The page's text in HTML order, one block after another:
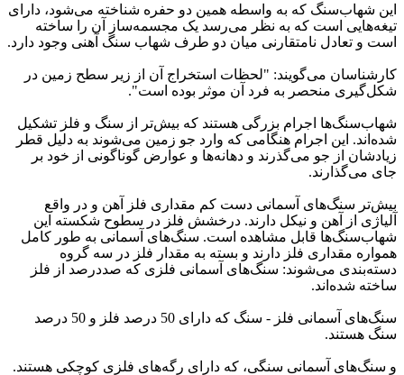
این شهاب‌سنگ که به واسطه همین دو حفره شناخته می‌شود، دارای
تیغه‌هایی است که به نظر می‌رسد یک مجسمه‌ساز آن‌ را ساخته
است و تعادل نامتقارنی میان دو طرف شهاب سنگ آهنی وجود دارد.
کارشناسان می‌گویند: "لحظات استخراج آن از زیر سطح زمین در
شکل‌گیری منحصر به فرد آن موثر بوده است."
شهاب‌‌سنگ‌ها اجرام بزرگی‌ هستند که بیش‌تر از سنگ و فلز تشکیل
شده‌اند. این اجرام هنگامی که وارد جو زمین می‌شوند به دلیل قطر
زیادشان از جو می‌گذرند و دهانه‌‌ها و عوارض گوناگونی از خود بر
جای می‌گذارند.
بیش‌تر سنگ‌های آسمانی دست کم مقداری فلز آهن و در واقع
آلیاژی از آهن و نیکل دارند. درخشش فلز در سطوح شکسته این
شهاب‌سنگ‌ها قابل مشاهده است. سنگ‌های آسمانی به طور کامل
همواره مقداری فلز دارند و بسته به مقدار فلز در سه گروه
دسته‌بندی می‌شوند: سنگ‌های آسمانی فلزی که صددرصد از فلز
ساخته شده‌اند.
سنگ‌های آسمانی فلز - سنگ که دارای 50 درصد فلز و 50 درصد
سنگ هستند.
و سنگ‌های آسمانی سنگی، که دارای رگه‌های فلزی کوچکی هستند.